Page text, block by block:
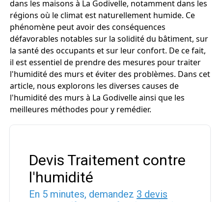
dans les maisons à La Godivelle, notamment dans les
régions où le climat est naturellement humide. Ce
phénomène peut avoir des conséquences
défavorables notables sur la solidité du bâtiment, sur
la santé des occupants et sur leur confort. De ce fait,
il est essentiel de prendre des mesures pour traiter
l'humidité des murs et éviter des problèmes. Dans cet
article, nous explorons les diverses causes de
l'humidité des murs à La Godivelle ainsi que les
meilleures méthodes pour y remédier.
Devis Traitement contre
l'humidité
En 5 minutes, demandez 3 devis